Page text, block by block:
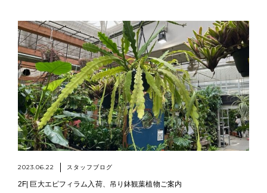
2023.06.22 スタッフブログ
2F| 巨大エピフィラム入荷、吊り鉢観葉植物ご案内